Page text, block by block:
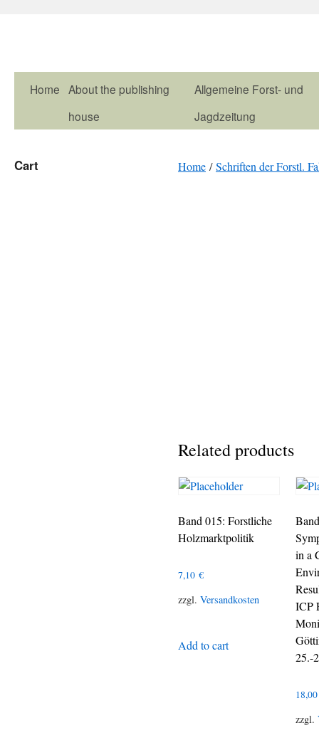
Home About the publishing
house
Allgemeine Forst- und
Jagdzeitung
Home /Schriften der Forstl.
Related products
Band 015: Forstliche
Holzmarktpolitik
7,10 €
zzgl. Versandkosten
Add to cart
in a
ICP
25.-
zzgl.
Cart